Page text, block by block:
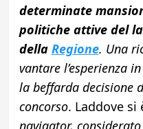
determinate
politiche attive del
della Regione. Una
vantare l’esperienza
la beffarda decisione
concorso. Laddove si